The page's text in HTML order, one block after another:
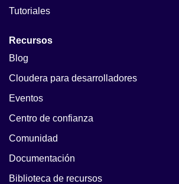
Tutoriales
Recursos
Blog
Cloudera para desarrolladores
Eventos
Centro de confianza
Comunidad
Documentación
Biblioteca de recursos